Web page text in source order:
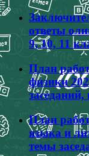
ответы
9, 10, 11
План
физики
План
языка и
темы